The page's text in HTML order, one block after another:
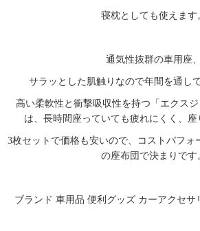
寝枕としても使えます
通気性抜群の車用座、
サラッとした肌触りなので年間を通し
高い柔軟性と衝撃吸収性を持つ「エクス
は、長時間座っていても疲れにくく、座
3枚セットで価格も安いので、コストパフォ
の座布団で決まりです
ブランド 車用品 便利グッズ カーアクセサ